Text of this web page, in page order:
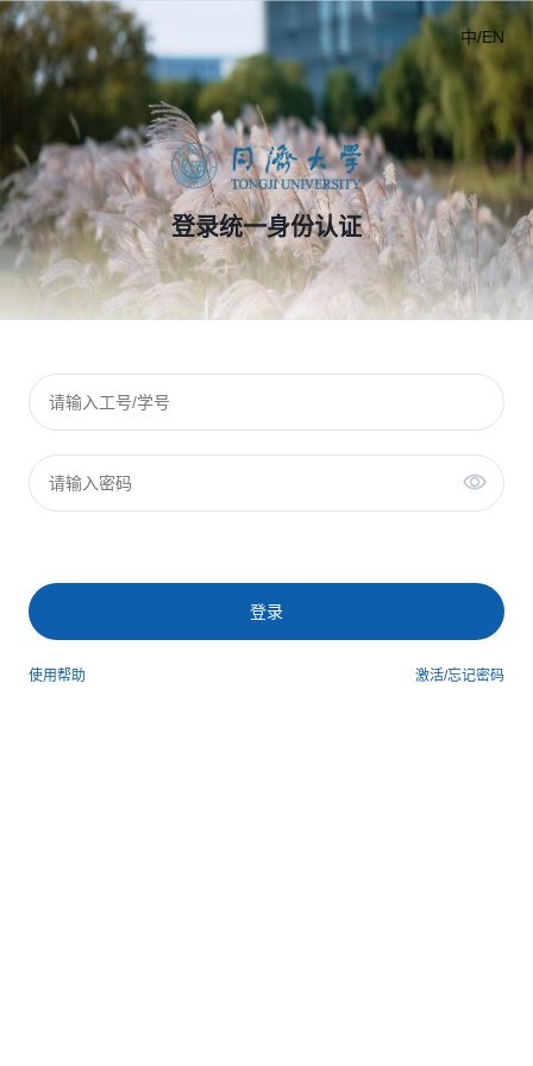
登录统一身份认证
中/EN
登录
使用帮助 激活/忘记密码